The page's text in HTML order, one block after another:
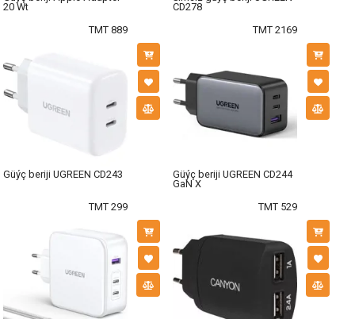
20 Wt
TMT 889
CD278
TMT 2169
Güýç beriji UGREEN CD243
TMT 299
Güýç beriji UGREEN CD244
GaN X
TMT 529